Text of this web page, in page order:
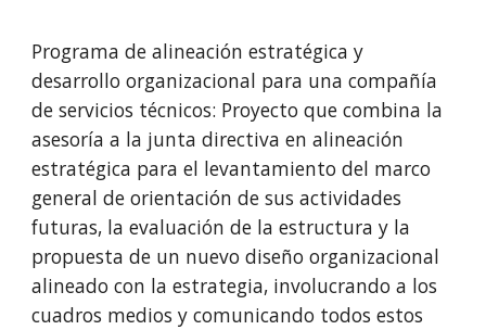
Programa de alineación estratégica y
desarrollo organizacional para una compañía
de servicios técnicos: Proyecto que combina la
asesoría a la junta directiva en alineación
estratégica para el levantamiento del marco
general de orientación de sus actividades
futuras, la evaluación de la estructura y la
propuesta de un nuevo diseño organizacional
alineado con la estrategia, involucrando a los
cuadros medios y comunicando todos estos